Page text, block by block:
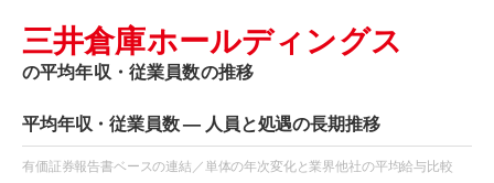
三井倉庫ホールディングス
の平均年収・従業員数の推移
平均年収・従業員数 — 人員と処遇の長期推移
有価証券報告書ベースの連結／単体の年次変化と業界他社の平均給与比較